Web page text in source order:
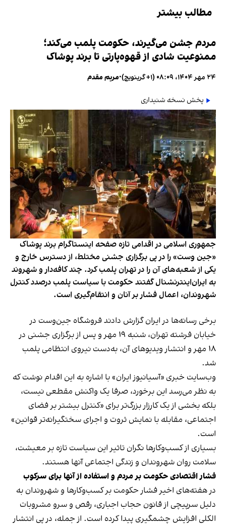
مطالب بیشتر
مردم جشن می‌گیرند، حکومت پلمب می‌کند؛
ممنوعیت شادی از قهوه‌پارتی تا برند پوشاک
۲۴ مهر ۱۴۰۴، ۰۸:۰۹ (‎+۱ گرینویچ) •مریم مقدم
پخش نسخه شنیداری
جمهوری اسلامی در اقدامی تازه صفحه اینستاگرام برند پوشاک
«جین وست» را در پی برگزاری جشنی مختلط، از دسترس خارج و
یکی از شعبه‌های آن را در تهران پلمب کرد. چند کافه‌‌دار و شهروند
به ایران‌اینترنشنال گفتند حکومت با سیاست پلمب درصدد کنترل
شهروندان، اعمال فشار بر آنان و انتقام‌گیری است.
برخی رسانه‌ها در ایران گزارش دادند فروشگاه جین‌وست در
خیابان فرشته تهران، شنبه ۱۹ مهر و پس از برگزاری جشنی در
۱۸ مهر و انتشار ویدیوهای آن، به‌دست نیروی انتظامی پلمب
شد.
وب‌سایت خبری «آسیانیوز ایران» با اشاره به این اقدام نوشت که
به نظر می‌رسد این برخورد، صرفا یک واکنش مقطعی نیست،
بلکه بخشی از یک کارزار بزرگ‌تر برای «کنترل بیشتر بر فضای
اجتماعی، مقابله با نمایش ثروت و اجرای سختگیرانه‌تر قوانین»
است.
بسیاری از کسب‌وکارها نگران تاثیر این سیاست‌ تازه بر معیشت،
سلامت روان شهروندان و زندگی اجتماعی آنها هستند.
فشار اقتصادی حکومت بر مردم و استفاده از آنها برای سرکوب
در هفته‌های اخیر فشار حکومت بر کسب‌وکارها و شهروندان به
دلیل سرپیچی از قانون حجاب اجباری، رقص و سرو مشروبات
الکلی افزایش چشمگیری پیدا کرده است. از جمله، در پی انتشار